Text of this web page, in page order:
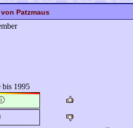
Patzmaus
bis 1995